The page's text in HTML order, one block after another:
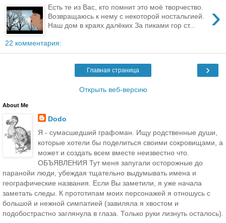
›
Есть те из Вас, кто помнит это моё творчество.
Возвращаюсь к нему с некоторой ностальгией.
Наш дом в краях далёких За пиками гор ст...
22 комментария:
›
Главная страница
Открыть веб-версию
About Me
Dodo
Я - сумасшедший графоман. Ищу родственные души,
которые хотели бы поделиться своими сокровищами, а
может и создать всем вместе неизвестно что.
ОБЪЯВЛЕНИЯ Тут меня запугали осторожные до
паранойи люди, убеждая тщательно выдумывать имена и
географические названия. Если Вы заметили, я уже начала
заметать следы. К прототипам моих персонажей я отношусь с
большой и нежной симпатией (завиляла я хвостом и
подобострастно заглянула в глаза. Только руки лизнуть осталось).